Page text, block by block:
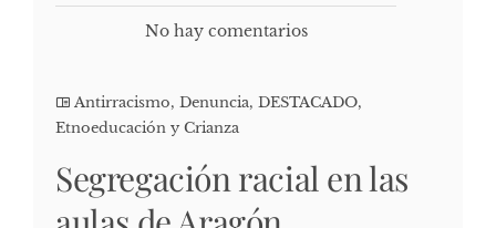
No hay comentarios
Antirracismo, Denuncia, DESTACADO,
Etnoeducación y Crianza
Segregación racial en las